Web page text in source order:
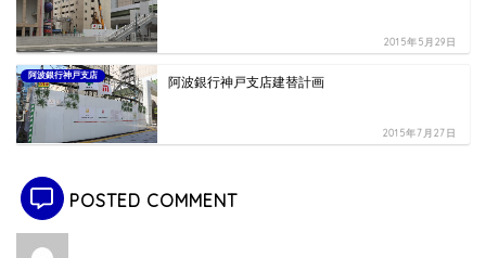
2015年5月29日
阿波銀行神戸支店 阿波銀行神戸支店建替計画
2015年7月27日
POSTED COMMENT